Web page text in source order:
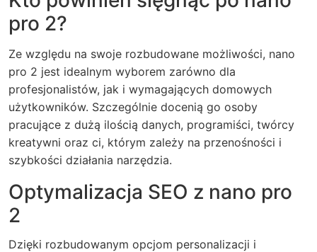
pro 2?
Ze względu na swoje rozbudowane możliwości, nano
pro 2 jest idealnym wyborem zarówno dla
profesjonalistów, jak i wymagających domowych
użytkowników. Szczególnie docenią go osoby
pracujące z dużą ilością danych, programiści, twórcy
kreatywni oraz ci, którym zależy na przenośności i
szybkości działania narzędzia.
Optymalizacja SEO z nano pro
2
Dzięki rozbudowanym opcjom personalizacji i